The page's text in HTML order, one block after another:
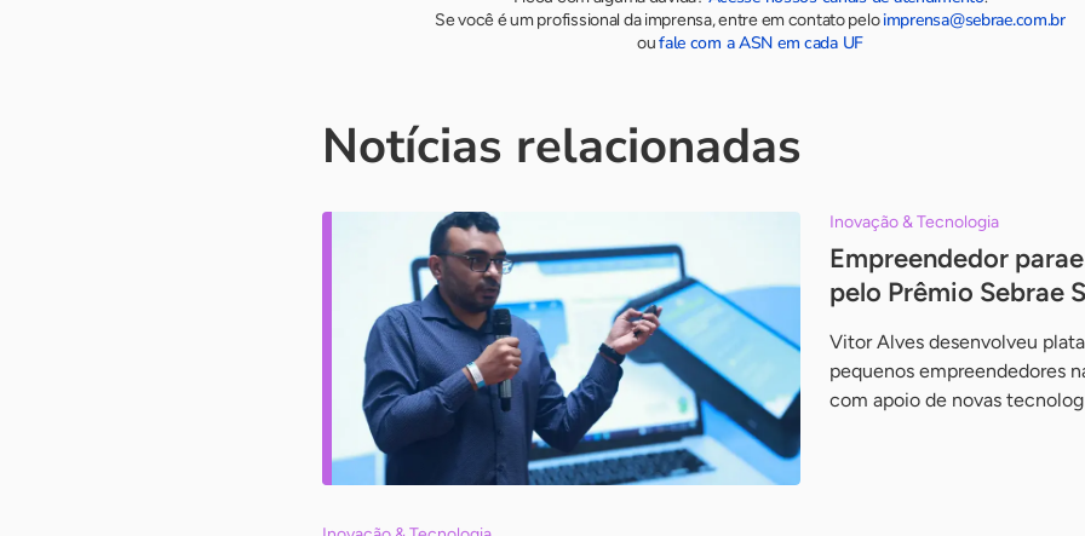
Se você é um profissional da imprensa, entre em contato peloimprensa@sebrae.com.br
oufale com a ASN em cada UF
Notícias relacionadas
Inovação & Tecnologia
Empreendedor
pelo Prêmio Sebrae
Vitor Alves desenvolveu
pequenos empreendedores
com apoio de novas